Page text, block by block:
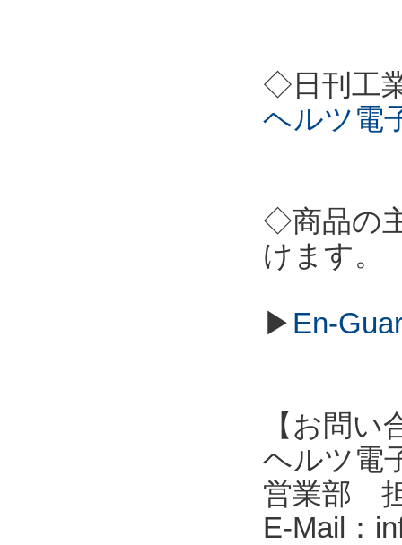
◇日刊工
ヘルツ電
◇商品の
けます。
▶ En-
【お問い
ヘルツ電
営業部
E-Mail：